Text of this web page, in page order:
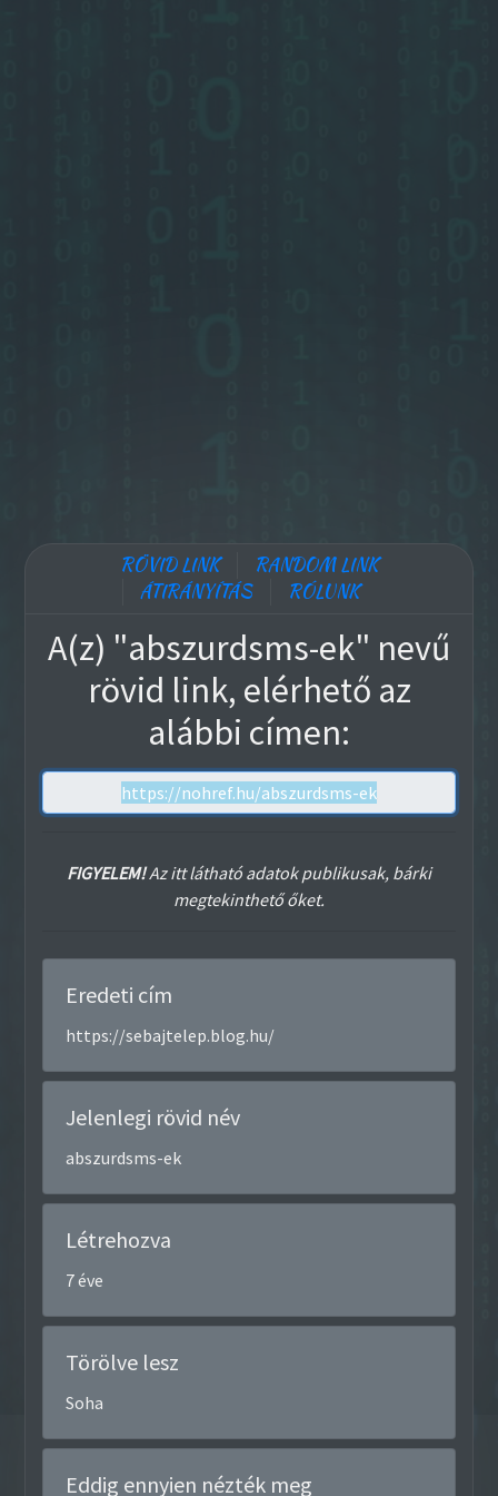
RÖVID LINK
RANDOM LINK
ÁTIRÁNYÍTÁS
RÓLUNK
A(z) "abszurdsms-ek" nevű
rövid link, elérhető az
alábbi címen:
FIGYELEM!Az itt látható adatok publikusak, bárki
megtekinthető őket.
Eredeti cím
https://sebajtelep.blog.hu/
Jelenlegi rövid név
abszurdsms-ek
Létrehozva
7 éve
Törölve lesz
Soha
Eddig ennyien nézték meg